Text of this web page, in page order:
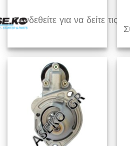
Συνδεθείτε για να δείτε τις